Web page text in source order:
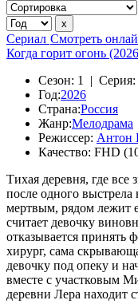
Сериал Смотреть
Когда горит огонь
Сезон: 1 | Серия:
Год:2026
Страна:Россия
Жанр:Мелодрама
Режиссер: Антон
Качество: FHD
Тихая деревня, где все
после одного выстрела
мертвым, рядом лежит
считает девочку
отказывается
хирург, сама
девочку под опеку и
вместе с участковым
деревни Лера находит